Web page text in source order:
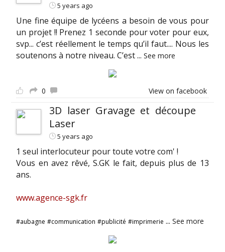
5 years ago
Une fine équipe de lycéens a besoin de vous pour
un projet !! Prenez 1 seconde pour voter pour eux,
svp... c’est réellement le temps qu’il faut.... Nous les
soutenons à notre niveau. C’est...See more
0 View on facebook
3D laser Gravage et découpe
Laser
5 years ago
1 seul interlocuteur pour toute votre com' !
Vous en avez rêvé, S.GK le fait, depuis plus de 13
ans.
www.agence-sgk.fr
#aubagne #communication #publicité #imprimerie ...See more